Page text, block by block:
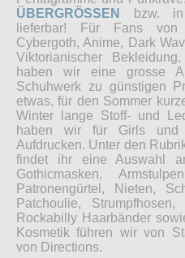
ÜBERGRÖSSEN
bzw.
lieferbar! Für Fans von
Cybergoth, Anime, Dark
Viktorianischer
haben wir eine grosse
Schuhwerk zu günstigen
etwas, für den Sommer
Winter lange Stoff- und
haben wir für Girls und
Aufdrucken. Unter den
findet ihr eine Auswahl
Gothicmasken,
Patronengürtel, Nieten,
Patchoulie,
Rockabilly Haarbänder
Kosmetik führen wir von
von Directions.